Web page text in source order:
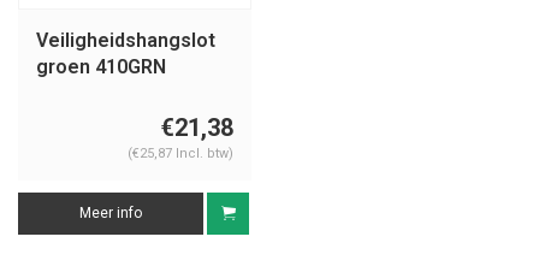
Veiligheidshangslot
groen 410GRN
€21,38
(€25,87 Incl. btw)
Meer info